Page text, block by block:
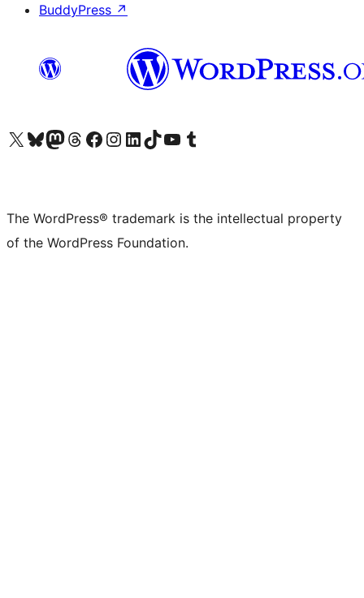
BuddyPress ↗
Visit our X (formerly Twitter) account
Visit our Bluesky account
Visit our Mastodon account
Visit our Threads account
Visit our Facebook page
Visit our Instagram account
Visit our LinkedIn account
Visit our TikTok account
Visit our YouTube channel
Visit our Tumblr account
The WordPress® trademark is the intellectual property
of the WordPress Foundation.